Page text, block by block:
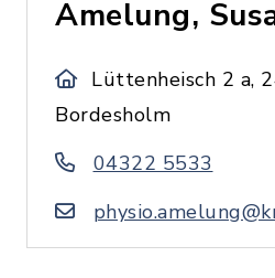
Amelung,
Lüttenheisch 2 a,
Bordesholm
04322 5533